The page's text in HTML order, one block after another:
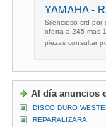
YAMAHA -
Silencioso crd por
oferta a 245 mas
piezas consultar
Al día anuncios
DISCO DURO
REPARALIZARA